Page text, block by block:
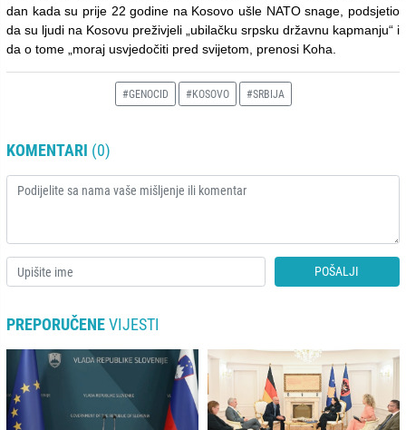
dan kada su prije 22 godine na Kosovo ušle NATO snage, podsjetio
da su ljudi na Kosovu preživjeli „ubilačku srpsku državnu kapmanju“ i
da o tome „moraj usvjedočiti pred svijetom, prenosi Koha.
#GENOCID #KOSOVO #SRBIJA
KOMENTARI (0)
POŠALJI
PREPORUČENEVIJESTI